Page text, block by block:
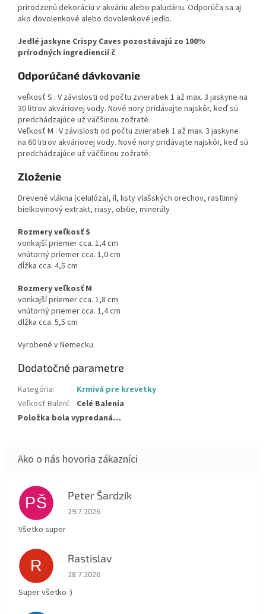
prirodzenú dekoráciu v akváriu alebo paludáriu. Odporúča sa aj
ako dovolenkové alebo dovolenkové jedlo.
Jedlé jaskyne Crispy Caves pozostávajú zo 100%
prírodných ingrediencií č
Odporúčané dávkovanie
veľkosť S : V závislosti od počtu zvieratiek 1 až max. 3 jaskyne na
30 litrov akváriovej vody. Nové nory pridávajte najskôr, keď sú
predchádzajúce už väčšinou zožraté.
Veľkosť M : V závislosti od počtu zvieratiek 1 až max. 3 jaskyne
na 60 litrov akváriovej vody. Nové nory pridávajte najskôr, keď sú
predchádzajúce už väčšinou zožraté.
Zloženie
Drevené vlákna (celulóza), íl, listy vlašských orechov, rastlinný
bielkovinový extrakt, riasy, obilie, minerály
Rozmery veľkosť S
vonkajší priemer cca. 1,4 cm
vnútorný priemer cca. 1,0 cm
dĺžka cca. 4,5 cm
Rozmery veľkosť M
vonkajší priemer cca. 1,8 cm
vnútorný priemer cca. 1,4 cm
dĺžka cca. 5,5 cm
Vyrobené v Nemecku
Dodatočné parametre
Kategória:
Krmivá pre krevetky
Veľkosť Balení: Celé Balenia
Položka bola vypredaná…
PŠ Peter Šardzík
Hodnotenie obchodu je 5 z 5 hviezdičiek.
29.7.2026
Všetko super
R Rastislav
Hodnotenie obchodu je 5 z 5 hviezdičiek.
28.7.2026
Super všetko :)